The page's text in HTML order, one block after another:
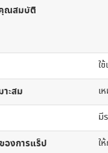
ณสมบัติ
ใ
าะสม เ
มี
องการแร็ป ใ